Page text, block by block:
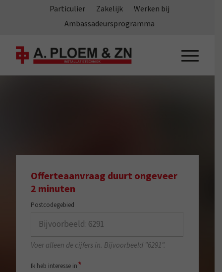
Particulier Zakelijk
Werken bij
Ambassadeursprogramma
Offerteaanvraag duurt ongeveer
2 minuten
Postcodegebied
Voer alleen de cijfers in. Bijvoorbeeld "6291".
Ik heb interesse in*